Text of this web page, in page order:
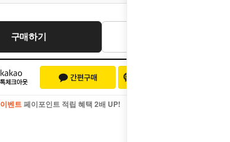
구매하기
이벤트 페이포인트 적립 혜택 2배 UP!